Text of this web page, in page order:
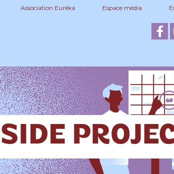
Association Eurêka Espace média